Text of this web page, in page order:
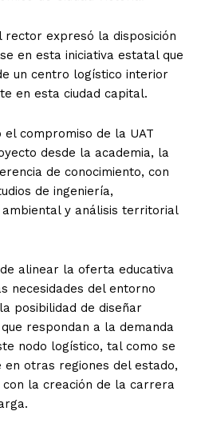
rector expresó la disposición
en esta iniciativa estatal que
un centro logístico interior
en esta ciudad capital.
compromiso de la UAT
desde la academia, la
de conocimiento, con
de ingeniería,
y análisis territorial
alinear la oferta educativa
necesidades del entorno
posibilidad de diseñar
respondan a la demanda
nodo logístico, tal como se
otras regiones del estado,
la creación de la carrera